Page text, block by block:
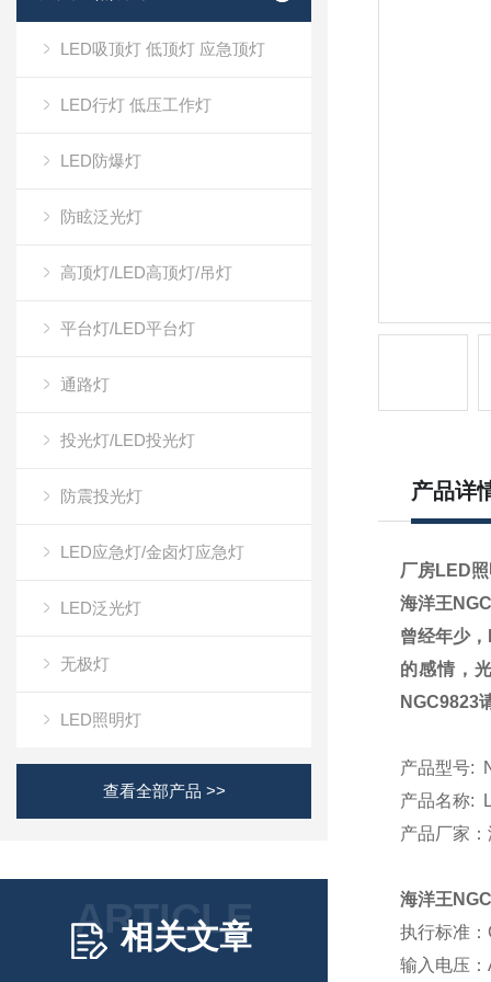
LED吸顶灯 低顶灯 应急顶灯
LED行灯 低压工作灯
LED防爆灯
防眩泛光灯
高顶灯/LED高顶灯/吊灯
平台灯/LED平台灯
通路灯
投光灯/LED投光灯
防震投光灯
LED应急灯/金卤灯应急灯
LED泛光灯
无极灯
LED照明灯
查看全部产品 >>
ARTICLE
相关文章
产品详
厂房LED
海洋王
曾经年少，
的感情 ，
NGC9823
产品型号:
产品名称:
产品厂家
海洋王
执行标准：
输入电压：